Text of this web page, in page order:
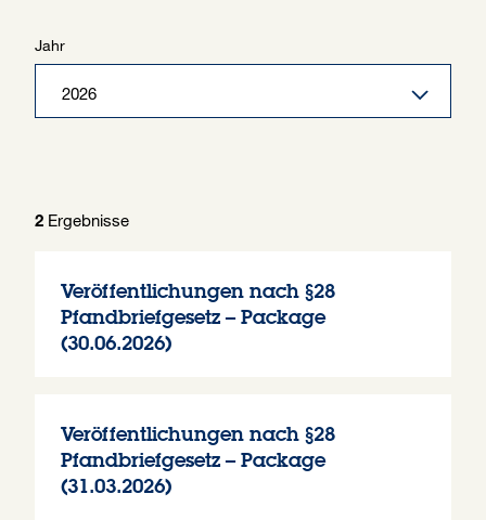
Jahr
2 Ergebnisse
Veröffentlichungen nach §28
Pfandbriefgesetz – Package
(30.06.2026)
Veröffentlichungen nach §28
Pfandbriefgesetz – Package
(31.03.2026)